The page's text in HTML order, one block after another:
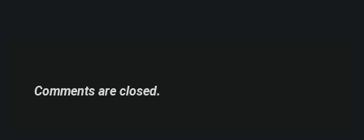
Comments are closed.